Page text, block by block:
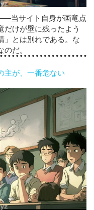
当サイト自身が画竜点
けが壁に残ったよう
」とは別れである。な
だ。
主が、一番危ない